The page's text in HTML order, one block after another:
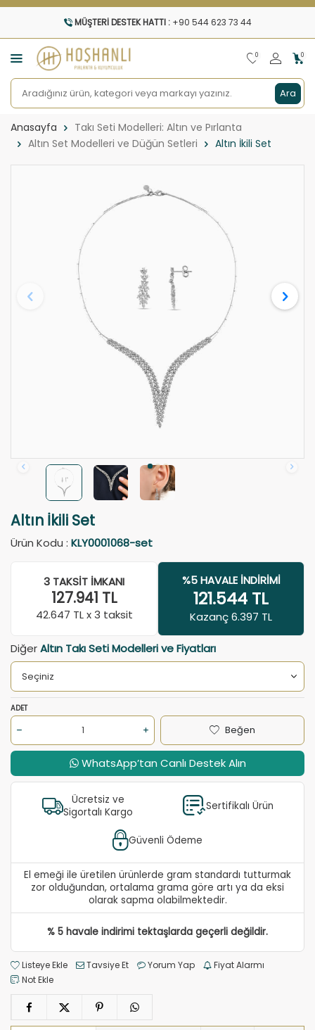
MÜŞTERI DESTEK HATTI : +90 544 623 73 44
Ara
0 0
Anasayfa
Takı Seti Modelleri: Altın ve Pırlanta
Altın Set Modelleri ve Düğün Setleri
Altın İkili Set
Altın İkili Set
Ürün Kodu : KLY0001068-set
3 TAKSIT İMKANI
127.941 TL
42.647 TL x 3 taksit
%5 HAVALE İNDIRIMI
121.544 TL
Kazanç 6.397 TL
DiğerAltın Takı Seti Modelleri ve Fiyatları
ADET
Beğen
WhatsApp’tan Canlı Destek Alın
Ücretsiz ve
Sigortalı Kargo
Sertifikalı Ürün
Güvenli Ödeme
El emeği ile üretilen ürünlerde gram standardı tutturmak
zor olduğundan, ortalama grama göre artı ya da eksi
olarak sapma olabilmektedir.
% 5 havale indirimi tektaşlarda geçerli değildir.
Listeye Ekle Tavsiye Et Yorum Yap
Fiyat Alarmı
Not Ekle